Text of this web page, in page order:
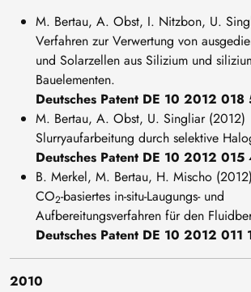
M. Bertau, A. Obst, I. Nitzbon, U.
Verfahren zur Verwertung von
und Solarzellen aus Silizium und
Bauelementen.
Deutsches Patent DE 10 2012 018
M. Bertau, A. Obst, U. Singliar (2012)
Slurryaufarbeitung durch selektive
Deutsches Patent DE 10 2012 015
B. Merkel, M. Bertau, H. Mischo (2012)
CO2-basiertes in-situ-Laugungs- und
Aufbereitungsverfahren für den
Deutsches Patent DE 10 2012 011
2010